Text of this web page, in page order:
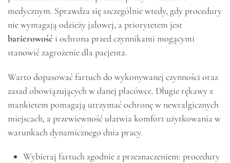
medycznym. Sprawdza się szczególnie wtedy, gdy procedury
nie wymagają odzieży jałowej, a priorytetem jest
barierowość i ochrona przed czynnikami mogącymi
stanowić zagrożenie dla pacjenta.
Warto dopasować fartuch do wykonywanej czynności oraz
zasad obowiązujących w danej placówce. Długie rękawy z
mankietem pomagają utrzymać ochronę w newralgicznych
miejscach, a przewiewność ułatwia komfort użytkowania w
warunkach dynamicznego dnia pracy.
Wybieraj fartuch zgodnie z przeznaczeniem: procedury